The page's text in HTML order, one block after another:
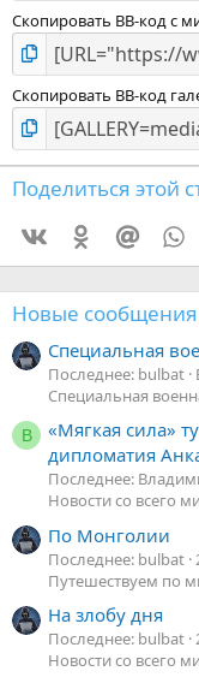
Скопировать BB-код с
Скопировать BB-код
Поделиться этой
Vkontakte Mail.ru
Новые сообщения
Специальная
Последнее: bulbat
Специальная
В
«Мягкая сила»
дипломатия
Последнее:
Новости со всего
По Монголии
Последнее: bulbat
Путешествуем по
На злобу дня
Последнее: bulbat
Новости со всего